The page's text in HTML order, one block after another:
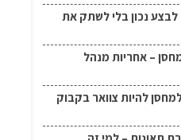
לבצע נכון בלי לשתק את
– אחריות מנהל
למחסן להיות צוואר בקבוק